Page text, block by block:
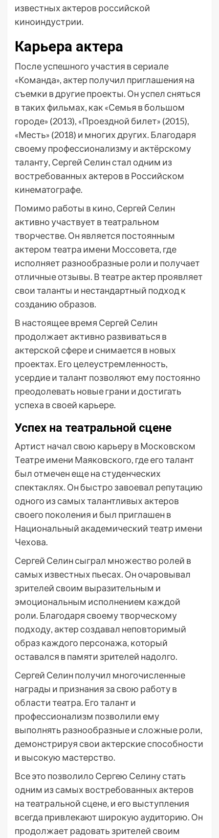
известных актеров российской
киноиндустрии.
Карьера актера
После успешного участия в сериале
«Команда», актер получил приглашения на
съемки в другие проекты. Он успел сняться
в таких фильмах, как «Семья в большом
городе» (2013), «Проездной билет» (2015),
«Месть» (2018) и многих других. Благодаря
своему профессионализму и актёрскому
таланту, Сергей Селин стал одним из
востребованных актеров в Российском
кинематографе.
Помимо работы в кино, Сергей Селин
активно участвует в театральном
творчестве. Он является постоянным
актером театра имени Моссовета, где
исполняет разнообразные роли и получает
отличные отзывы. В театре актер проявляет
свои таланты и нестандартный подход к
созданию образов.
В настоящее время Сергей Селин
продолжает активно развиваться в
актерской сфере и снимается в новых
проектах. Его целеустремленность,
усердие и талант позволяют ему постоянно
преодолевать новые грани и достигать
успеха в своей карьере.
Успех на театральной сцене
Артист начал свою карьеру в Московском
Театре имени Маяковского, где его талант
был отмечен еще на студенческих
спектаклях. Он быстро завоевал репутацию
одного из самых талантливых актеров
своего поколения и был приглашен в
Национальный академический театр имени
Чехова.
Сергей Селин сыграл множество ролей в
самых известных пьесах. Он очаровывал
зрителей своим выразительным и
эмоциональным исполнением каждой
роли. Благодаря своему творческому
подходу, актер создавал неповторимый
образ каждого персонажа, который
оставался в памяти зрителей надолго.
Сергей Селин получил многочисленные
награды и признания за свою работу в
области театра. Его талант и
профессионализм позволили ему
выполнять разнообразные и сложные роли,
демонстрируя свои актерские способности
и высокую мастерство.
Все это позволило Сергею Селину стать
одним из самых востребованных актеров
на театральной сцене, и его выступления
всегда привлекают широкую аудиторию. Он
продолжает радовать зрителей своим